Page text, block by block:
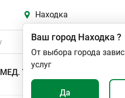
Находка
МЕД. УСЛУГИ
Ваш город Находка ?
От выбора города
услуг
Да